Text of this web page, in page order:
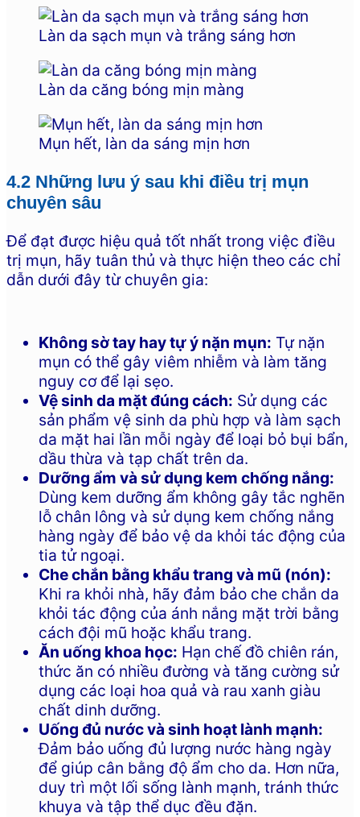
Làn da sạch mụn và trắng sáng hơn
Làn da căng bóng mịn màng
Mụn hết, làn da sáng mịn hơn
4.2 Những lưu ý sau khi điều trị mụn
chuyên sâu
Để đạt được hiệu quả tốt nhất trong việc điều
trị mụn, hãy tuân thủ và thực hiện theo các chỉ
dẫn dưới đây từ chuyên gia:
Không sờ tay hay tự ý nặn mụn: Tự nặn
mụn có thể gây viêm nhiễm và làm tăng
nguy cơ để lại sẹo.
Vệ sinh da mặt đúng cách: Sử dụng các
sản phẩm vệ sinh da phù hợp và làm sạch
da mặt hai lần mỗi ngày để loại bỏ bụi bẩn,
dầu thừa và tạp chất trên da.
Dưỡng ẩm và sử dụng kem chống nắng:
Dùng kem dưỡng ẩm không gây tắc nghẽn
lỗ chân lông và sử dụng kem chống nắng
hàng ngày để bảo vệ da khỏi tác động của
tia tử ngoại.
Che chắn bằng khẩu trang và mũ (nón):
Khi ra khỏi nhà, hãy đảm bảo che chắn da
khỏi tác động của ánh nắng mặt trời bằng
cách đội mũ hoặc khẩu trang.
Ăn uống khoa học: Hạn chế đồ chiên rán,
thức ăn có nhiều đường và tăng cường sử
dụng các loại hoa quả và rau xanh giàu
chất dinh dưỡng.
Uống đủ nước và sinh hoạt lành mạnh:
Đảm bảo uống đủ lượng nước hàng ngày
để giúp cân bằng độ ẩm cho da. Hơn nữa,
duy trì một lối sống lành mạnh, tránh thức
khuya và tập thể dục đều đặn.